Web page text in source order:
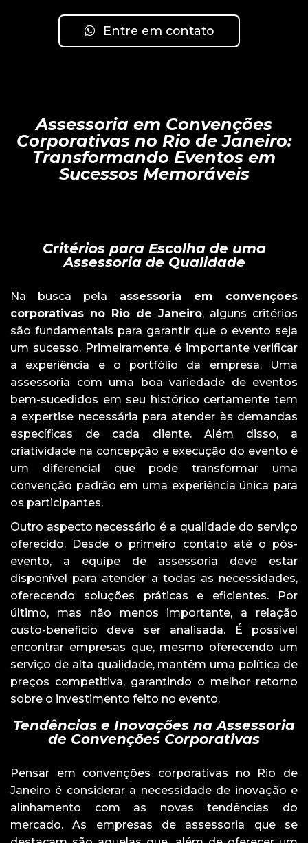
Entre em contato
Assessoria em Convenções
Corporativas no Rio de Janeiro:
Transformando Eventos em
Sucessos Memoráveis
Critérios para Escolha de uma
Assessoria de Qualidade
Na busca pela assessoria em convenções
corporativas no Rio de Janeiro, alguns critérios
são fundamentais para garantir que o evento seja
um sucesso. Primeiramente, é importante verificar
a experiência e o portfólio da empresa. Uma
assessoria com uma boa variedade de eventos
bem-sucedidos em seu histórico certamente tem
a expertise necessária para atender às demandas
específicas de cada cliente. Além disso, a
criatividade na concepção e execução do evento é
um diferencial que pode transformar uma
convenção padrão em uma experiência única para
os participantes.
Outro aspecto necessário é a qualidade do serviço
oferecido. Desde o primeiro contato até o pós-
evento, a equipe de assessoria deve estar
disponível para atender a todas as necessidades,
oferecendo soluções práticas e eficientes. Por
último, mas não menos importante, a relação
custo-benefício deve ser analisada. É possível
encontrar empresas que, mesmo oferecendo um
serviço de alta qualidade, mantêm uma política de
preços competitiva, garantindo o melhor retorno
sobre o investimento feito no evento.
Tendências e Inovações na Assessoria
de Convenções Corporativas
Pensar em convenções corporativas no Rio de
Janeiro é considerar a necessidade de inovação e
alinhamento com as novas tendências do
mercado. As empresas de assessoria que se